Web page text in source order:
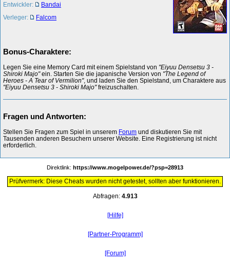
Entwickler:
Bandai
Verleger:
Falcom
Bonus-Charaktere:
Legen Sie eine Memory Card mit einem Spielstand von "Eiyuu Densetsu 3 -
Shiroki Majo"ein. Starten Sie die japanische Version von "The Legend of
Heroes - A Tear of Vermilion", und laden Sie den Spielstand, um Charaktere aus
"Eiyuu Densetsu 3 - Shiroki Majo"freizuschalten.
Fragen und Antworten:
Stellen Sie Fragen zum Spiel in unserem Forum und diskutieren Sie mit
Tausenden anderen Besuchern unserer Website. Eine Registrierung ist nicht
erforderlich.
Direktlink: https://www.mogelpower.de/?psp=28913
Prüfvermerk: Diese Cheats wurden nicht getestet, sollten aber funktionieren.
Abfragen: 4.913
[Hilfe]
[Partner-Programm]
[Forum]